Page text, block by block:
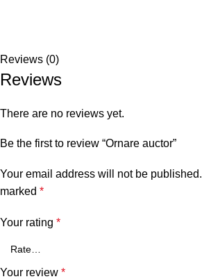
Reviews (0)
Reviews
There are no reviews yet.
Be the first to review “Ornare auctor”
Your email address will not be published.
marked *
Your rating *
Your review *